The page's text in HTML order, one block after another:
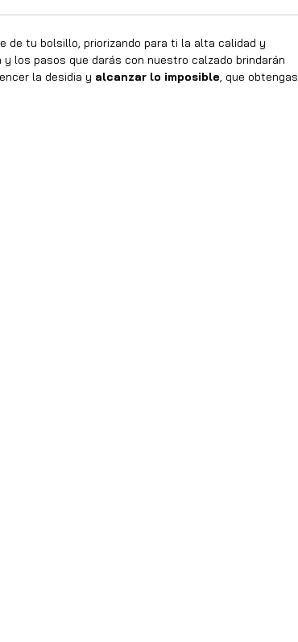
de tu bolsillo, priorizando para ti la alta calidad y
los pasos que darás con nuestro calzado brindarán
la desidia y alcanzar lo imposible, que obtengas